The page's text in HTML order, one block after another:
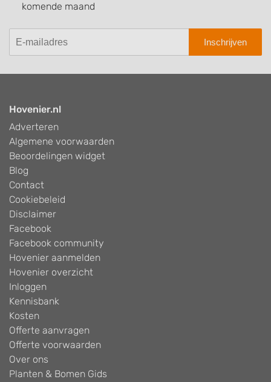
komende maand
Inschrijven
Hovenier.nl
Adverteren
Algemene voorwaarden
Beoordelingen widget
Blog
Contact
Cookiebeleid
Disclaimer
Facebook
Facebook community
Hovenier aanmelden
Hovenier overzicht
Inloggen
Kennisbank
Kosten
Offerte aanvragen
Offerte voorwaarden
Over ons
Planten & Bomen Gids